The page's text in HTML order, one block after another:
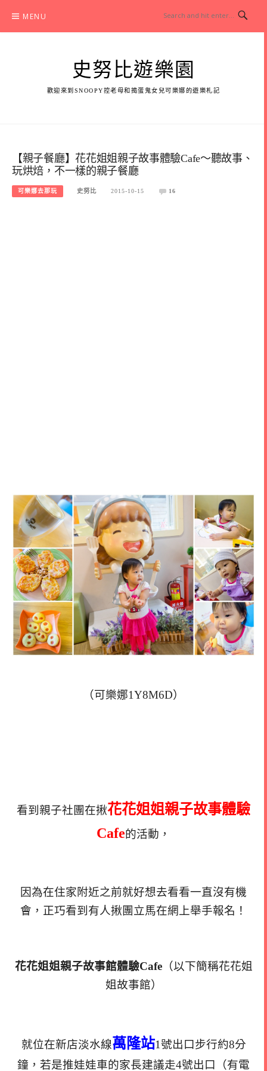
content
MENU
史努比遊樂園
歡迎來到SNOOPY控老母和搗蛋鬼女兒可樂娜的遊樂札記
【親子餐廳】花花姐姐親子故事體驗Cafe～聽故事、
玩烘焙，不一樣的親子餐廳
可樂娜去那玩 史努比 2015-10-15 16
（可樂娜1Y8M6D）
看到親子社團在揪花花姐姐親子故事體驗
Cafe的活動，
因為在住家附近之前就好想去看看一直沒有機
會，正巧看到有人揪團立馬在網上舉手報名！
花花姐姐親子故事館體驗Cafe（以下簡稱花花姐
姐故事館）
就位在新店淡水線萬隆站1號出口步行約8分
鐘，若是推娃娃車的家長建議走4號出口（有電